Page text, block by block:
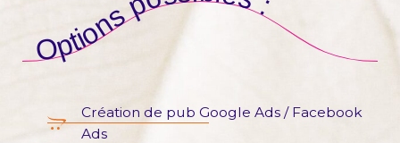
Options possibles :
Création de pub Google Ads / Facebook
Ads